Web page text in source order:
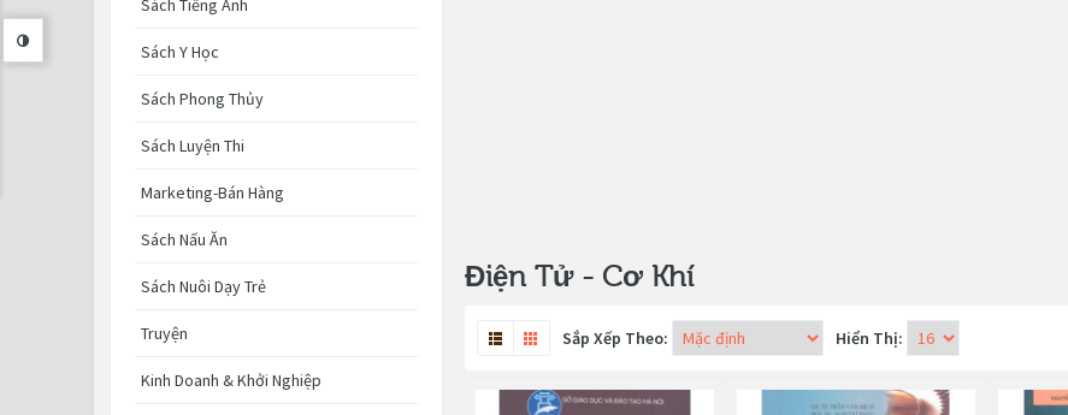
Sách Tiếng Anh
Sách Y Học
Sách Phong Thủy
Sách Luyện Thi
Marketing-Bán Hàng
Sách Nấu Ăn
Sách Nuôi Dạy Trẻ
Truyện
Kinh Doanh & Khởi Nghiệp
Điện Tử - Cơ Khí
Sắp Xếp Theo: Hiển Thị: